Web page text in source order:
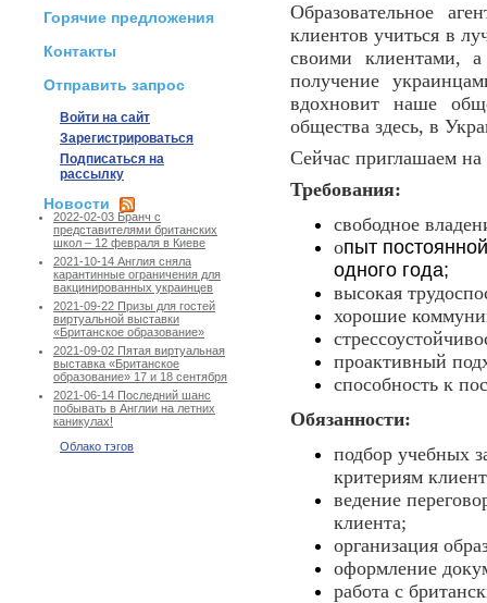
Горячие предложения
Контакты
Отправить запрос
Войти на сайт
Зарегистрироваться
Подписаться на
рассылку
Новости
2022-02-03 Бранч с
представителями британских
школ – 12 февраля в Киеве
2021-10-14 Англия сняла
карантинные ограничения для
вакцинированных украинцев
2021-09-22 Призы для гостей
виртуальной выставки
«Британское образование»
2021-09-02 Пятая виртуальная
выставка «Британское
образование» 17 и 18 сентября
2021-06-14 Последний шанс
побывать в Англии на летних
каникулах!
Облако тэгов
Образовательное
клиентов учиться в
своими клиентами,
получение
вдохновит наше
общества здесь, в
Сейчас приглашаем
Требования:
свободное
опыт
одного года;
высокая
хорошие
проактивный
способность к
Обязанности:
подбор учебных
критериям
ведение
клиента;
организация
оформление
работа с